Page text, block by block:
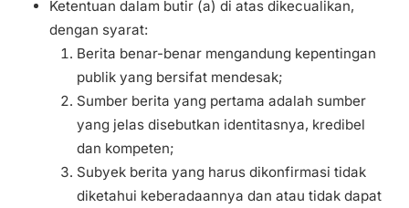
Ketentuan dalam butir (a) di atas dikecualikan,
dengan syarat:
Berita benar-benar mengandung kepentingan
publik yang bersifat mendesak;
Sumber berita yang pertama adalah sumber
yang jelas disebutkan identitasnya, kredibel
dan kompeten;
Subyek berita yang harus dikonfirmasi tidak
diketahui keberadaannya dan atau tidak dapat